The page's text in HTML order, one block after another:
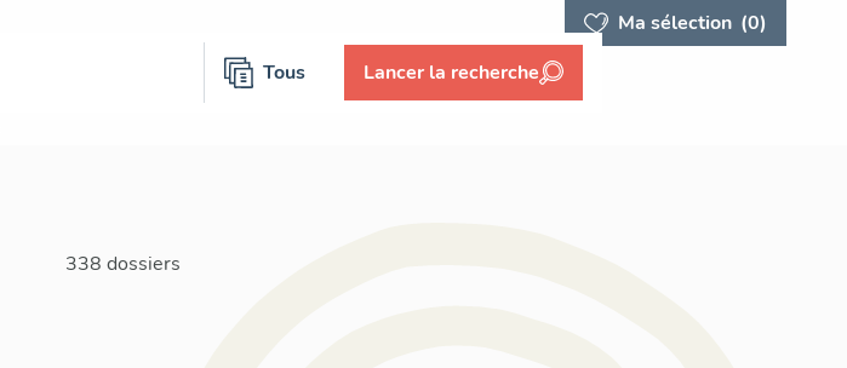
Ma sélection (0)
Tous Lancer la recherche
338 dossiers